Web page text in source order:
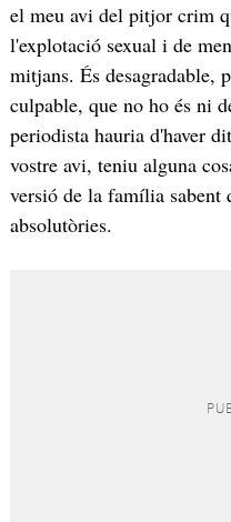
el meu avi del pitjor crim
l'explotació sexual i de
mitjans. És desagradable,
culpable, que no ho és ni
periodista hauria d'haver
vostre avi, teniu alguna
versió de la família sabent
absolutòries.